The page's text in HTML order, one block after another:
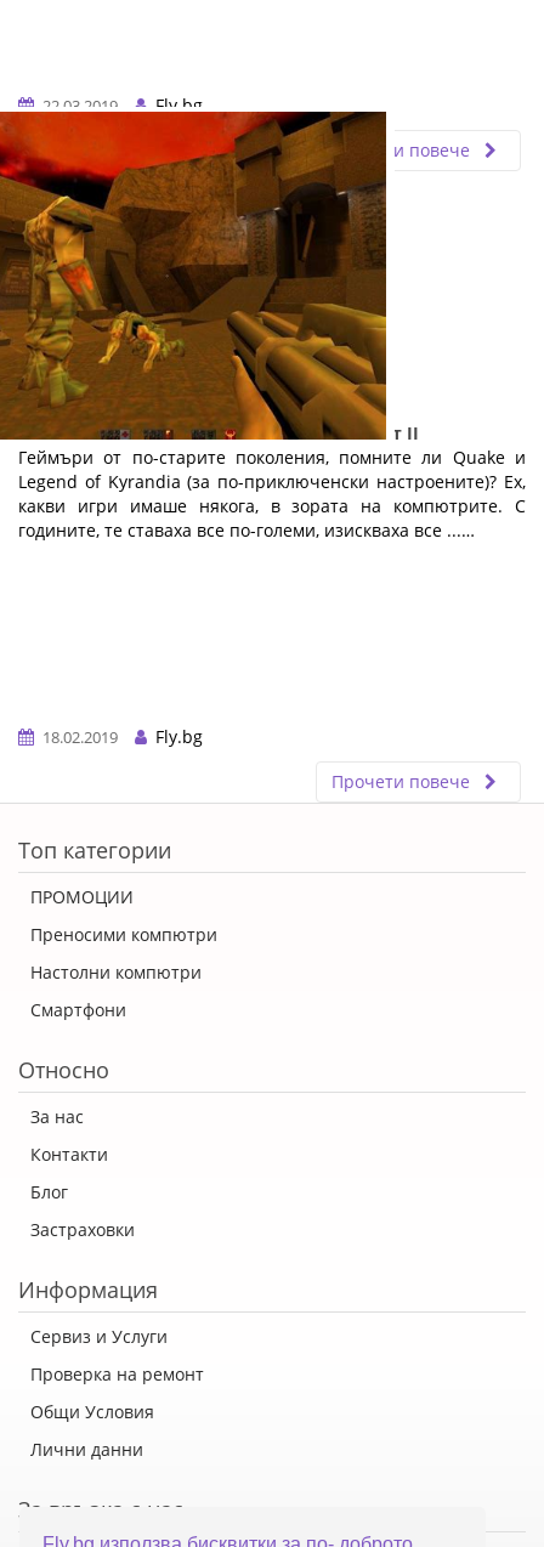
22.03.2019
Fly.bg
Прочети повече
Електронните спортове и геймингът: Част II
Геймъри от по-старите поколения, помните ли Quake и
Legend of Kyrandia (за по-приключенски настроените)? Ех,
какви игри имаше някога, в зората на компютрите. С
годините, те ставаха все по-големи, изискваха все ...…
18.02.2019
Fly.bg
Прочети повече
Топ категории
ПРОМОЦИИ
Преносими компютри
Настолни компютри
Смартфони
Относно
За нас
Контакти
Блог
Застраховки
Информация
Сервиз и Услуги
Проверка на ремонт
Общи Условия
Лични данни
За връзка с нас